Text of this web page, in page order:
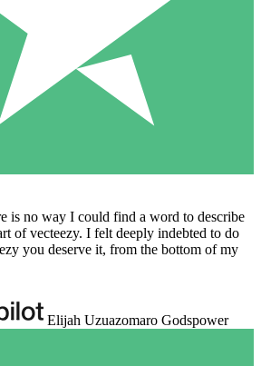
is no way I could find a word to describe
of vecteezy. I felt deeply indebted to do
you deserve it, from the bottom of my
Elijah Uzuazomaro Godspower